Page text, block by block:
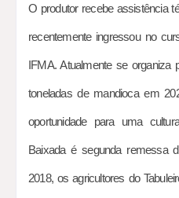
O produtor recebe assistência
recentemente ingressou no
IFMA. Atualmente se organiza
toneladas de mandioca em
oportunidade para uma
Baixada é segunda remessa
2018, os agricultores do